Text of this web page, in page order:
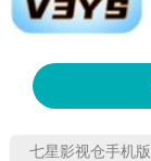
七星影视仓手机版